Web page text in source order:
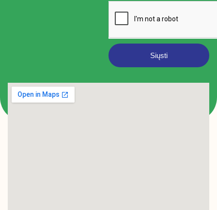
Siųsti